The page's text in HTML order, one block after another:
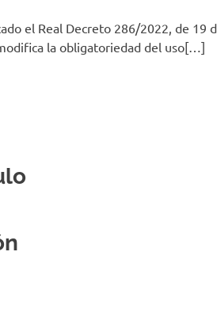
el Real Decreto 286/2022, de 19
la obligatoriedad del uso[…]